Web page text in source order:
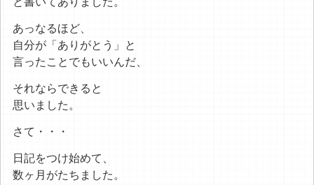
あっなるほど、
自分が「ありがとう」と
言ったことでもいいんだ、
それならできると
思いました。
さて・・・
日記をつけ始めて、
数ヶ月がたちました。